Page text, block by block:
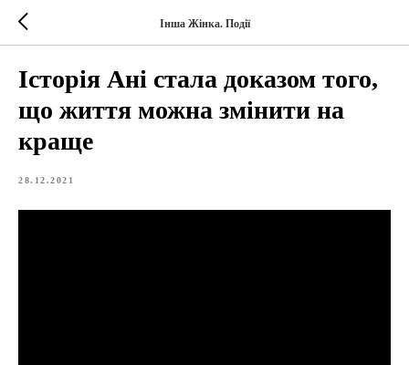
Інша Жінка. Події
Історія Ані стала доказом того,
що життя можна змінити на
краще
28.12.2021